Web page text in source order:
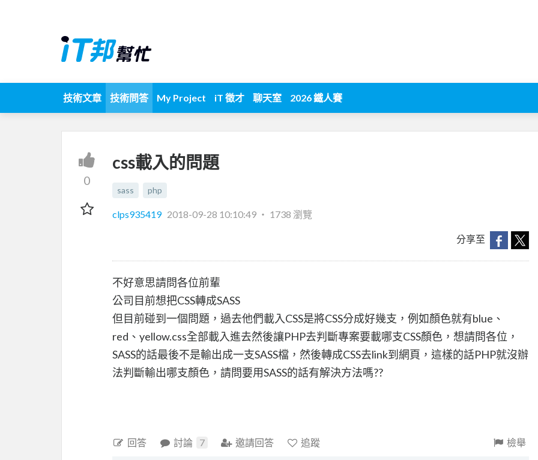
技術文章 技術問答 My Project iT 徵才 聊天室 2026 鐵人賽
0
css載入的問題
sass php
clps935419 2018-09-28 10:10:49 ‧ 1738 瀏覽
分享至
不好意思請問各位前輩
公司目前想把CSS轉成SASS
但目前碰到一個問題，過去他們載入CSS是將CSS分成好幾支，例如顏色就有blue、
red、yellow.css全部載入進去然後讓PHP去判斷專案要載哪支CSS顏色，想請問各位，
SASS的話最後不是輸出成一支SASS檔，然後轉成CSS去link到網頁，這樣的話PHP就沒辦
法判斷輸出哪支顏色，請問要用SASS的話有解決方法嗎??
回答 討論 7 邀請回答 追蹤 檢舉